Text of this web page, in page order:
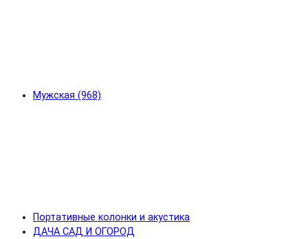
Мужская (968)
Портативные колонки и акустика
ДАЧА САД И ОГОРОД